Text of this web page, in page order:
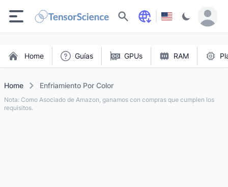
Buscar
Home Guías GPUs RAM
Home Enfriamiento Por Color
Nota: Como Asociado de Amazon, ganamos con compras que cumplen los
requisitos.